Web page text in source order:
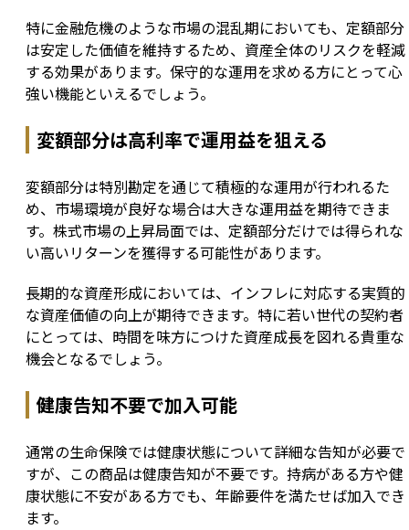
特に金融危機のような市場の混乱期においても、定額部分
は安定した価値を維持するため、資産全体のリスクを軽減
する効果があります。保守的な運用を求める方にとって心
強い機能といえるでしょう。
変額部分は高利率で運用益を狙える
変額部分は特別勘定を通じて積極的な運用が行われるた
め、市場環境が良好な場合は大きな運用益を期待できま
す。株式市場の上昇局面では、定額部分だけでは得られな
い高いリターンを獲得する可能性があります。
長期的な資産形成においては、インフレに対応する実質的
な資産価値の向上が期待できます。特に若い世代の契約者
にとっては、時間を味方につけた資産成長を図れる貴重な
機会となるでしょう。
健康告知不要で加入可能
通常の生命保険では健康状態について詳細な告知が必要で
すが、この商品は健康告知が不要です。持病がある方や健
康状態に不安がある方でも、年齢要件を満たせば加入でき
ます。